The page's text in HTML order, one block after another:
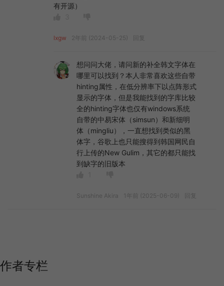
有开源）
lxgw 2年前 (2024-05-25) 回复
想问问大佬，请问新的补全韩文字体在
哪里可以找到？本人非常喜欢这些自带
hinting属性，在低分辨率下以点阵形式
显示的字体，但是我能找到的字库比较
全的hinting字体也仅有windows系统
自带的中易宋体（simsun）和新细明
体（mingliu），一直想找到类似的黑
体字，谷歌上也只能搜得到韩国网民自
行上传的New Gulim，其它的都只能找
到缺字的旧版本
Sunshine Akira 1年前 (2025-06-09) 回复
作者专栏